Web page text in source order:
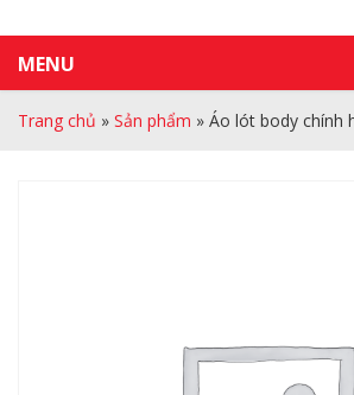
MENU
Trang chủ » Sản phẩm » Áo lót body chính